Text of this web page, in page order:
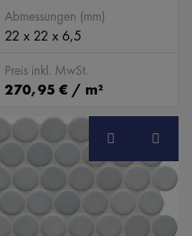
Abmessungen (mm)
22 x 22 x 6,5
Preis inkl. MwSt.
270,95 € / m²